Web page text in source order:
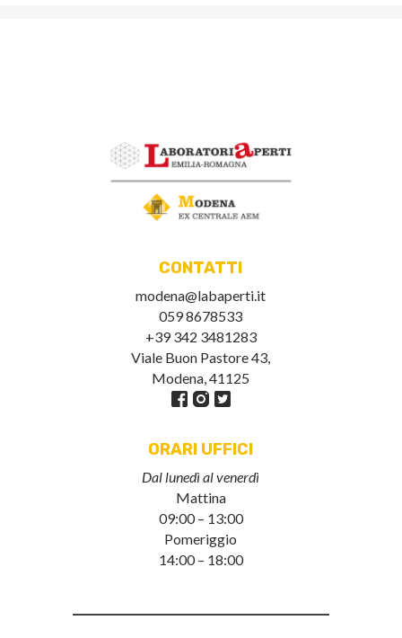
CONTATTI
modena@labaperti.it
059 8678533
+39 342 3481283
Viale Buon Pastore 43,
Modena, 41125
ORARI UFFICI
Dal lunedì al venerdì
Mattina
09:00 – 13:00
Pomeriggio
14:00 – 18:00